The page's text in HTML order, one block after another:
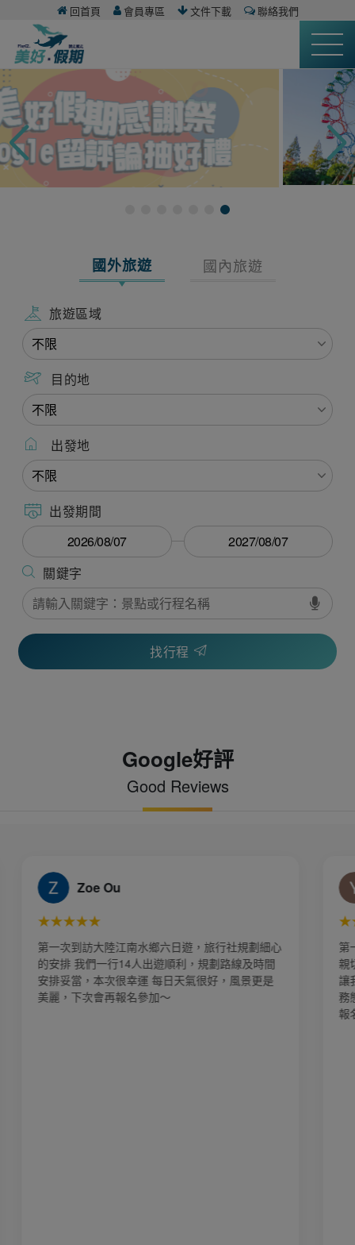
回首頁 會員專區 文件下載 聯絡我們
國外旅遊 國內旅遊
旅遊區域
目的地
出發地
出發期間
找行程
Google好評
Good Reviews
，旅行社規劃細心
規劃路線及時間
很好，風景更是
第一次到大陸旅遊昆大麗8天之旅，謝謝
親切熱心服務，幫我跟先生拍了好多漂
讓我們留下很美好的回憶，業務 郭賢齊
務態度非常好、有問必答 行程確實不錯
報名，金厦旅行社 美好假期 很值的推薦